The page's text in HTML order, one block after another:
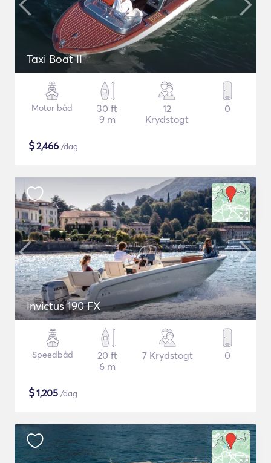
Taxi Boat II
Motor båd
30 ft
9 m
12
Krydstogt
0
$2,466 /dag
Invictus 190 FX
Speedbåd
20 ft
6 m
7 Krydstogt 0
$1,205 /dag